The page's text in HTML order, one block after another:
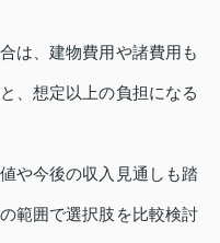
は、建物費用や諸費用も
、想定以上の負担になる
や今後の収入見通しも踏
範囲で選択肢を比較検討